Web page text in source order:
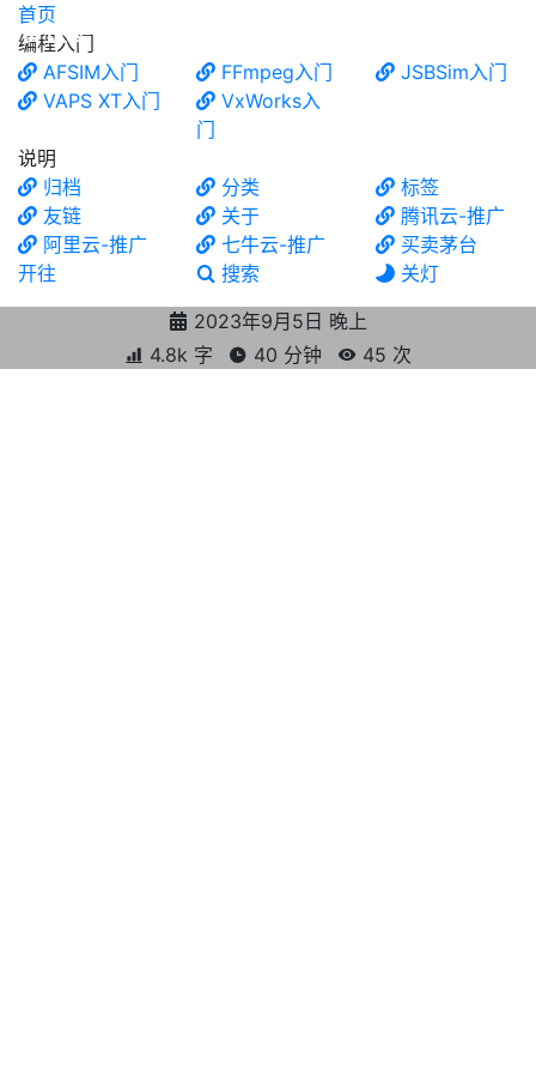
食铁兽
首页
编程入门
AFSIM入门
FFmpeg入门
JSBSim入门
VAPS XT入门
VxWorks入
门
说明
归档
分类
标签
友链
关于
腾讯云-推广
阿里云-推广
七牛云-推广
买卖茅台
开往
搜索
关灯
2023年9月5日 晚上
4.8k 字
40 分钟 45 次